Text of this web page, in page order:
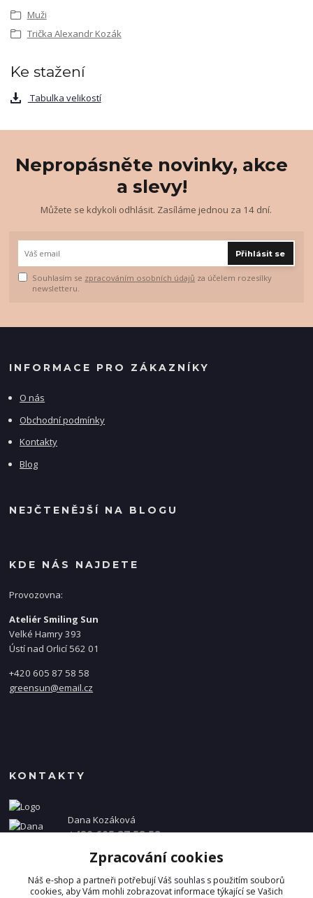
Muži
Trička Alexandr Kozák
Ke stažení
Tabulka velikostí
Nepropásněte novinky, akce
a slevy!
Můžete se kdykoli odhlásit. Zasíláme jednou za 14 dní.
Přihlásit se
Souhlasím se zpracováním osobních údajů za účelem rozesílky
newsletteru.
INFORMACE PRO ZÁKAZNÍKY
O nás
Obchodní podmínky
Kontakty
Blog
NEJČTENĚJŠÍ NA BLOGU
KDE NÁS NAJDETE
Provozovna:
Ateliér Smiling Sun
Velké Hamry 393
Ústí nad Orlicí 562 01
+420 605 87 58 58
greensun@email.cz
KONTAKTY
Dana Kozáková
+420 605 87 58 58
info@danakozakova.cz
Zpracování cookies
Náš e-shop a partneři potřebují Váš souhlas s použitím souborů
cookies, aby Vám mohli zobrazovat informace týkající se Vašich